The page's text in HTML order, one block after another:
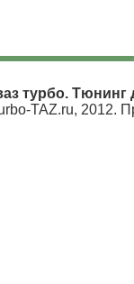
турбо. Тюнинг
TAZ.ru, 2012.